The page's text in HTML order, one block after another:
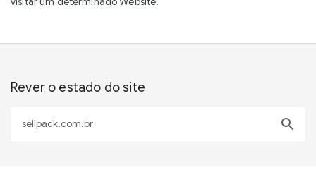
Rever o estado do site
search